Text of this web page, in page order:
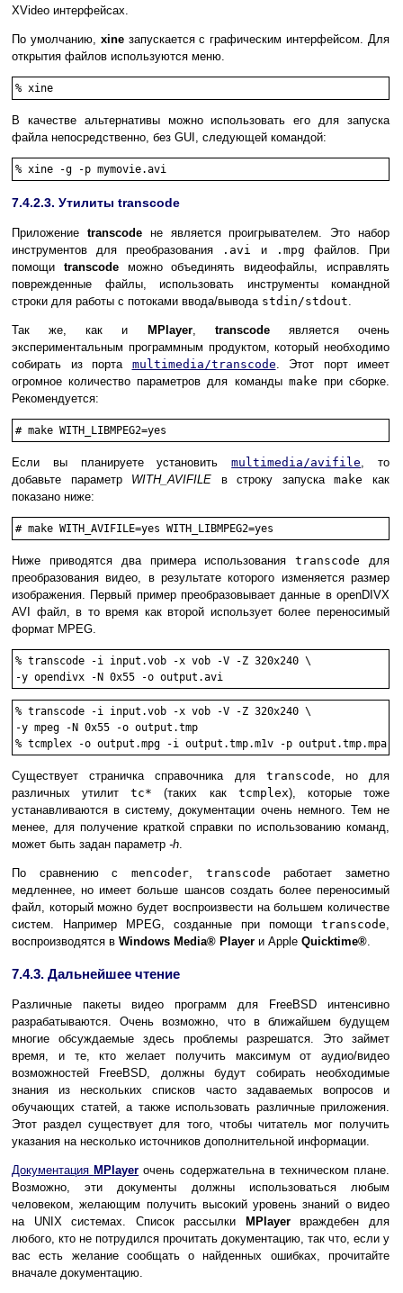
XVideo интерфейсах.
По умолчанию, xineзапускается с графическим интерфейсом. Для
открытия файлов используются меню.
% xine
В качестве альтернативы можно использовать его для запуска
файла непосредственно, без GUI, следующей командой:
% xine -g -p mymovie.avi
7.4.2.3. Утилиты transcode
Приложение transcodeне является проигрывателем. Это набор
инструментов для преобразования
.avi и .mpg файлов. При
помощи transcodeможно объединять видеофайлы, исправлять
поврежденные файлы, использовать инструменты командной
строки для работы с потоками ввода/вывода stdin/stdout
Так же, как и MPlayer, transcodeявляется очень
экспериментальным программным продуктом, который необходимо
собирать из порта multimedia/transcode . Этот порт имеет
огромное количество параметров для команды make при сборке.
Рекомендуется:
# make WITH_LIBMPEG2=yes
Если вы планируете установитьmultimedia/avifile , то
добавьте параметр WITH_AVIFILE в строку запускаmake как
показано ниже:
# make WITH_AVIFILE=yes WITH_LIBMPEG2=yes
Ниже приводятся два примера использованияtranscode для
преобразования видео, в результате которого изменяется размер
изображения. Первый пример преобразовывает данные в openDIVX
AVI файл, в то время как второй использует более переносимый
формат MPEG.
% transcode -i input.vob -x vob -V -Z 320x240 \
-y opendivx -N 0x55 -o output.avi
% transcode -i input.vob -x vob -V -Z 320x240 \
-y mpeg -N 0x55 -o output.tmp
% tcmplex -o output.mpg -i output.tmp.m1v -p output.tmp.mpa -
Существует страничка справочника для transcode , но для
различных утилитtc* (таких как tcmplex), которые тоже
устанавливаются в систему, документации очень немного. Тем не
менее, для получение краткой справки по использованию команд,
может быть задан параметр -h
По сравнению с mencoder transcode работает заметно
медленнее, но имеет больше шансов создать более переносимый
файл, который можно будет воспроизвести на большем количестве
систем. Например MPEG, созданные при помощи transcode
воспроизводятся в Windows Media® Player и Apple Quicktime®
7.4.3. Дальнейшее чтение
Различные пакеты видео программ для FreeBSD интенсивно
разрабатываются. Очень возможно, что в ближайшем будущем
многие обсуждаемые здесь проблемы разрешатся. Это займет
время, и те, кто желает получить максимум от аудио/видео
возможностей FreeBSD, должны будут собирать необходимые
знания из нескольких списков часто задаваемых вопросов и
обучающих статей, а также использовать различные приложения.
Этот раздел существует для того, чтобы читатель мог получить
указания на несколько источников дополнительной информации.
Документация MPlayer очень содержательна в техническом плане.
Возможно, эти документы должны использоваться любым
человеком, желающим получить высокий уровень знаний о видео
на UNIX системах. Список рассылки MPlayerвраждебен для
любого, кто не потрудился прочитать документацию, так что, если у
вас есть желание сообщать о найденных ошибках, прочитайте
вначале документацию.